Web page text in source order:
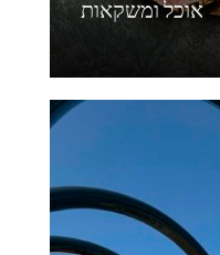
אוכל ומשקאות